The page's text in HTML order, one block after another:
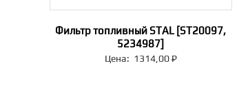
Фильтр топливный STAL [ST20097,
5234987]
Цена: 1314,00₽